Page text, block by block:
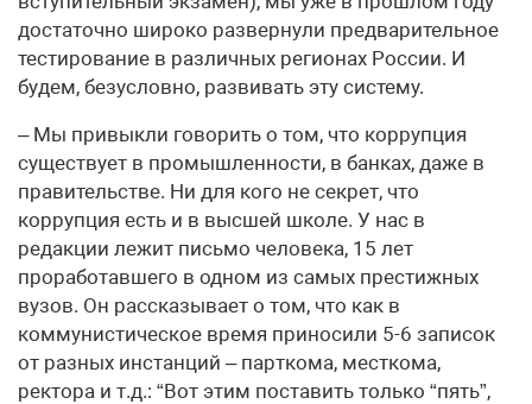
достаточно широко развернули предварительное
тестирование в различных регионах России. И
будем, безусловно, развивать эту систему.
– Мы привыкли говорить о том, что коррупция
существует в промышленности, в банках, даже в
правительстве. Ни для кого не секрет, что
коррупция есть и в высшей школе. У нас в
редакции лежит письмо человека, 15 лет
проработавшего в одном из самых престижных
вузов. Он рассказывает о том, что как в
коммунистическое время приносили 5-6 записок
от разных инстанций – парткома, месткома,
ректора и т.д.: “Вот этим поставить только “пять”,